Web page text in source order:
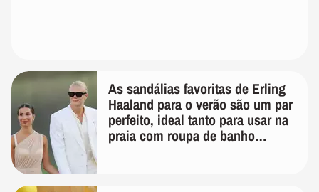
As sandálias favoritas de Erling
Haaland para o verão são um par
perfeito, ideal tanto para usar na
praia com roupa de banho